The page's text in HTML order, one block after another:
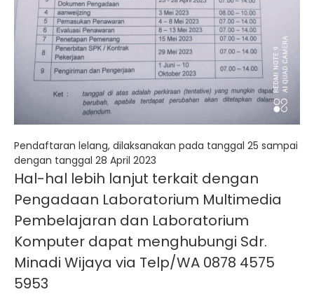
Pendaftaran lelang, dilaksanakan pada tanggal 25 sampai
dengan tanggal 28 April 2023
Hal-hal lebih lanjut terkait dengan
Pengadaan Laboratorium Multimedia
Pembelajaran dan Laboratorium
Komputer dapat menghubungi Sdr.
Minadi Wijaya via Telp/WA 0878 4575
5953